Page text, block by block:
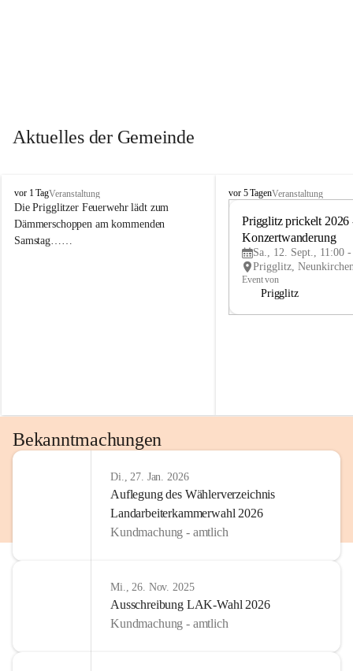
Aktuelles der Gemeinde
P
r
i
g
vor 1 TagVeranstaltung
Die Prigglitzer Feuerwehr lädt zum
Dämmerschoppen am kommenden
Samstag……
P
vor 5 TagenVeranstaltung
Prigglitz prickelt 2026
Konzertwanderung
Sa., 12. Sept., 11:00
Event von
Prigglitz
Bekanntmachungen
Di., 27. Jan. 2026
Auflegung des Wählerverzeichnis
Landarbeiterkammerwahl 2026
Kundmachung - amtlich
Mi., 26. Nov. 2025
Ausschreibung LAK-Wahl 2026
Kundmachung - amtlich